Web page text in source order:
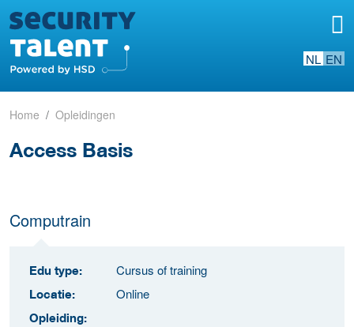
NL EN
Home Opleidingen
Access Basis
Computrain
Edu type: Cursus of training
Locatie: Online
Opleiding: